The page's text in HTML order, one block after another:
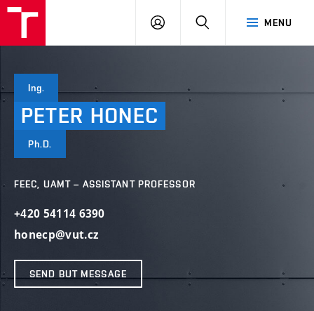
MENU
LOG
SEARCH
Ing.
PETER HONEC
Ph.D.
FEEC, UAMT – ASSISTANT PROFESSOR
+420 54114 6390
honecp@vut.cz
SEND BUT MESSAGE